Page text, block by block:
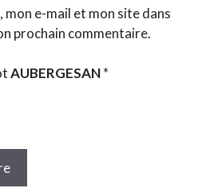
e-mail et mon site dans
prochain commentaire.
AUBERGESAN*